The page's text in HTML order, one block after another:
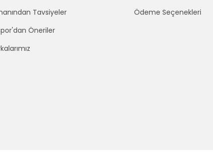
Tavsiyeler
Öneriler
Ödeme Seçenekleri